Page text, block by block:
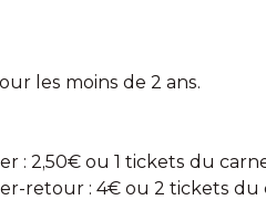
les moins de 2 ans.
: 2,50€ ou 1 tickets du
retour : 4€ ou 2 tickets du